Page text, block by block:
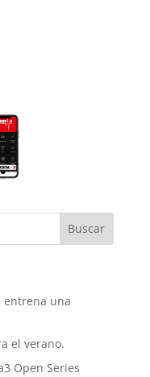
entrena una
el verano.
Open Series